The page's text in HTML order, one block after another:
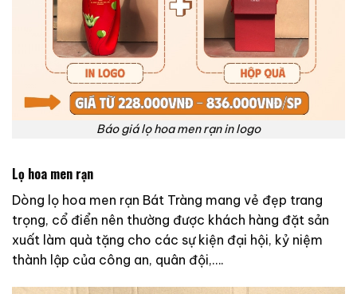
Báo giá lọ hoa men rạn in logo
Lọ hoa men rạn
Dòng lọ hoa men rạn Bát Tràng mang vẻ đẹp trang
trọng, cổ điển nên thường được khách hàng đặt sản
xuất làm quà tặng cho các sự kiện đại hội, kỷ niệm
thành lập của công an, quân đội,….